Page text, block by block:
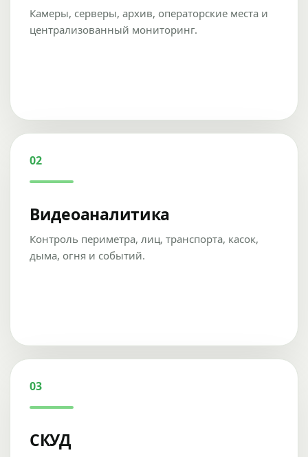
Камеры, серверы, архив, операторские места и
централизованный мониторинг.
02
Видеоаналитика
Контроль периметра, лиц, транспорта, касок,
дыма, огня и событий.
03
СКУД